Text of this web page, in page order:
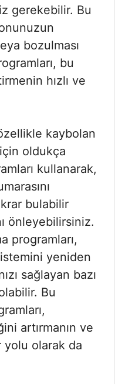
gerekebilir. Bu
bozulması
bu
hızlı ve
kaybolan
oldukça
kullanarak,
bulabilir
önleyebilirsiniz.
programları,
yeniden
sağlayan bazı
Bu
artırmanın ve
yolu olarak da